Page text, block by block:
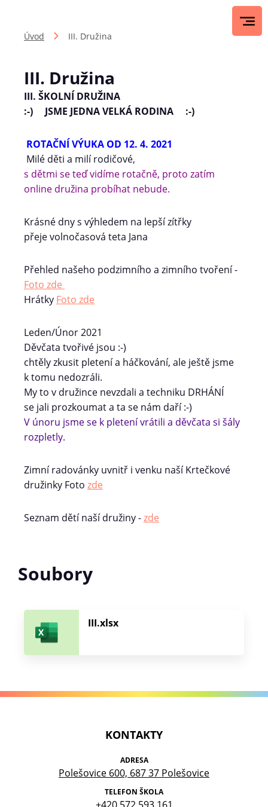
Úvod III. Družina
III. Družina
III. ŠKOLNÍ DRUŽINA
:-) JSME JEDNA VELKÁ RODINA :-)
ROTAČNÍ VÝUKA OD 12. 4. 2021
Milé děti a milí rodičové,
s dětmi se teď vidíme rotačně, proto zatím
online družina probíhat nebude.
Krásné dny s výhledem na lepší zítřky
přeje volnočasová teta Jana
Přehled našeho podzimního a zimního tvoření -
Foto zde
Hrátky Foto zde
Leden/Únor 2021
Děvčata tvořivé jsou :-)
chtěly zkusit pletení a háčkování, ale ještě jsme
k tomu nedozráli.
My to v družince nevzdali a techniku DRHÁNÍ
se jali prozkoumat a ta se nám daří :-)
V únoru jsme se k pletení vrátili a děvčata si šály
rozpletly.
Zimní radovánky uvnitř i venku naší Krtečkové
družinky Foto zde
Seznam dětí naší družiny -zde
Soubory
III.xlsx
KONTAKTY
ADRESA
Polešovice 600, 687 37 Polešovice
TELEFON ŠKOLA